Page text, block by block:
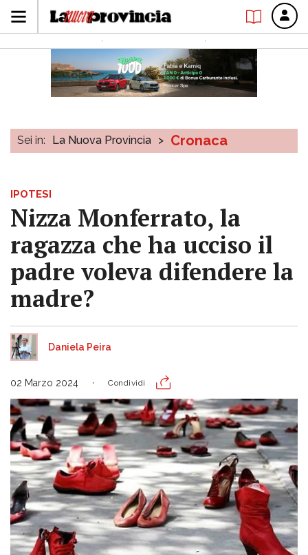
Sei in: La Nuova Provincia > Cronaca
IPOTESI
Nizza Monferrato, la
ragazza che ha ucciso il
padre voleva difendere la
madre?
Daniela Peira
02 Marzo 2024 Condividi